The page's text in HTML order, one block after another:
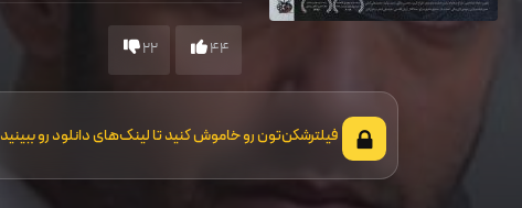
44
22
فیلترشکن‌تون رو خاموش کنید تا لینک‌های دانلود رو ببینید